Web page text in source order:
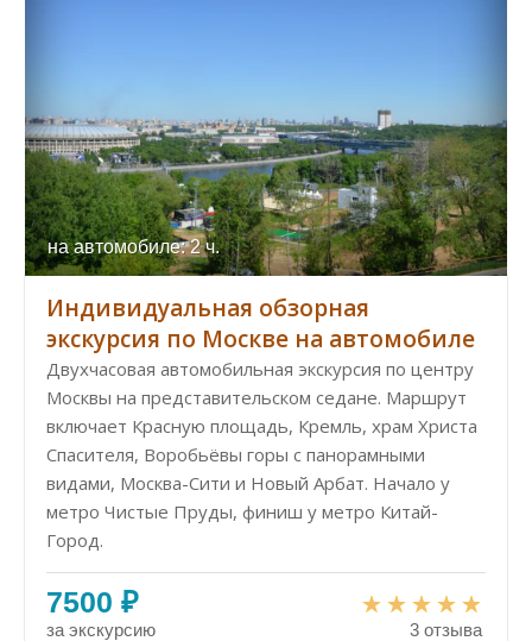
на автомобиле: 2 ч.
Индивидуальная обзорная
экскурсия по Москве на автомобиле
Двухчасовая автомобильная экскурсия по центру
Москвы на представительском седане. Маршрут
включает Красную площадь, Кремль, храм Христа
Спасителя, Воробьёвы горы с панорамными
видами, Москва-Сити и Новый Арбат. Начало у
метро Чистые Пруды, финиш у метро Китай-
Город.
7500 ₽
за экскурсию 3 отзыва